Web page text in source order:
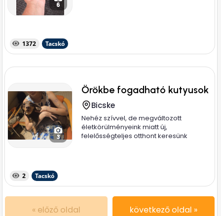
6
1372 Tacskó
3
Örökbe fogadható kutyusok
Bicske
Nehéz szívvel, de megváltozott
életkörülményeink miatt új,
felelősségteljes otthont keresünk
2 Tacskó
« előző oldal következő oldal »